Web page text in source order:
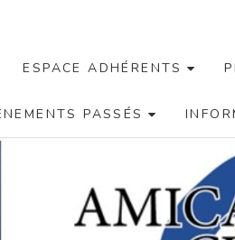
ESPACE ADHÉRENTS
PASSÉS